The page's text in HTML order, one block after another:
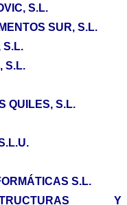
S.L.
SUR, S.L.
S.L.
S.L.
QUILES, S.L.
S.L.
Y